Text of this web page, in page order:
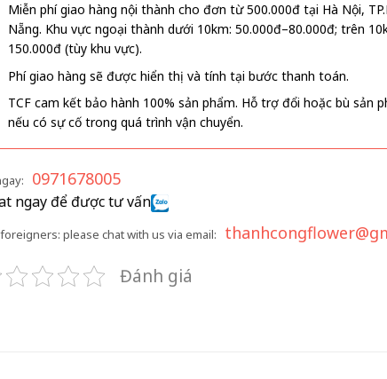
Miễn phí giao hàng nội thành cho đơn từ 500.000đ tại Hà Nội,
Nẵng. Khu vực ngoại thành dưới 10km: 50.000đ–80.000đ; trên
150.000đ (tùy khu vực).
Phí giao hàng sẽ được hiển thị và tính tại bước thanh toán.
TCF cam kết bảo hành 100% sản phẩm. Hỗ trợ đổi hoặc bù sản
nếu có sự cố trong quá trình vận chuyển.
0971678005
ngay để được tư vấn
please chat with us via email:
Đánh giá